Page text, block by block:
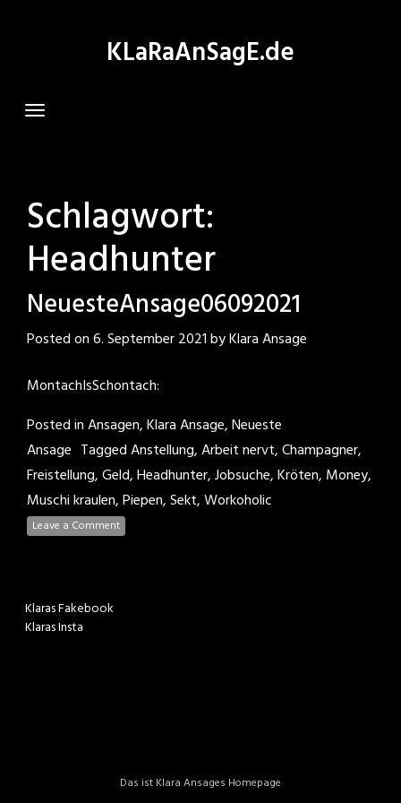
KLaRaAnSagE.de
Schlagwort:
Headhunter
NeuesteAnsage06092021
Posted on6. September 2021byKlara Ansage
MontachIsSchontach:
Posted inAnsagen,Klara Ansage,Neueste
Ansage TaggedAnstellung,Arbeit nervt,Champagner,
Freistellung,Geld,Headhunter,Jobsuche,Kröten, Money,
Muschi kraulen,Piepen,Sekt,Workoholic
Leave a Comment
Klaras Fakebook
Klaras Insta
Das ist Klara Ansages Homepage